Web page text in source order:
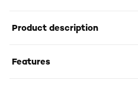
Product description
Features